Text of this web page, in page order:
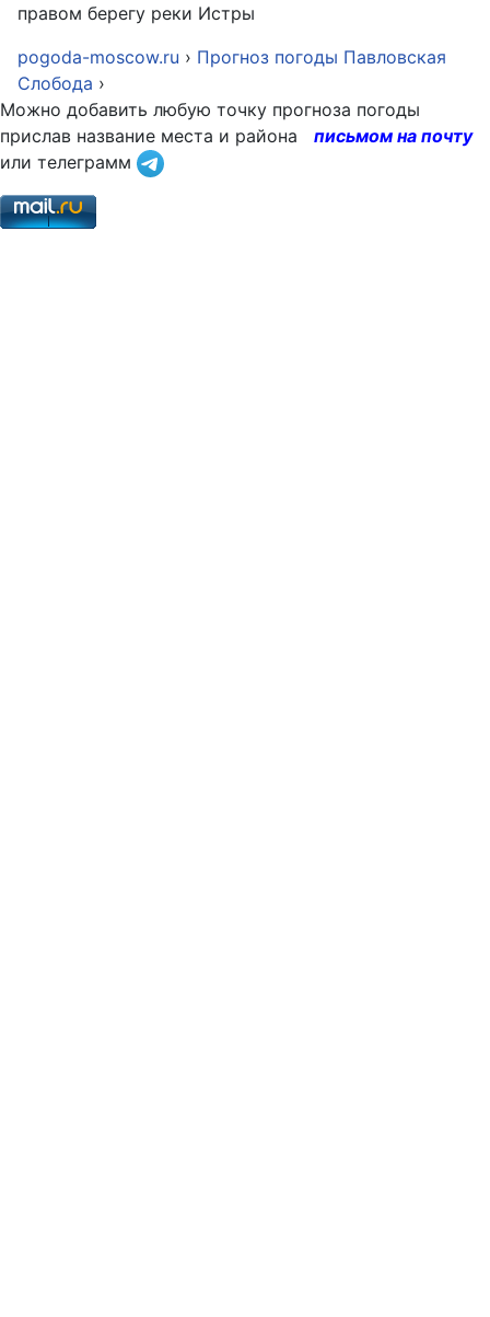
правом берегу реки Истры
pogoda-moscow.ru › Прогноз погоды Павловская
Слобода ›
Можно добавить любую точку прогноза погоды
прислав название места и района
письмом на почту
или телеграмм